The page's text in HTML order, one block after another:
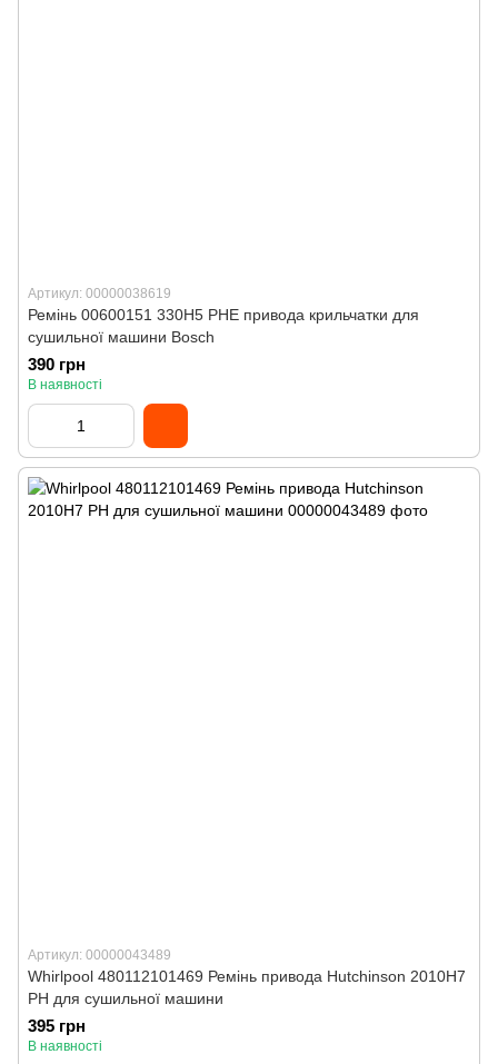
Артикул: 00000038619
Ремінь 00600151 330H5 PHE привода крильчатки для
сушильної машини Bosch
390 грн
В наявності
Артикул: 00000043489
Whirlpool 480112101469 Ремінь привода Hutchinson 2010H7
PH для сушильної машини
395 грн
В наявності